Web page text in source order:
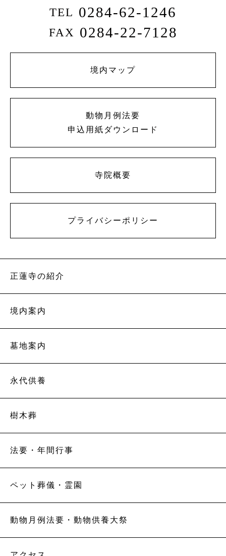
TEL 0284-62-1246
FAX 0284-22-7128
境内マップ
動物月例法要
申込用紙ダウンロード
寺院概要
プライバシーポリシー
正蓮寺の紹介
境内案内
墓地案内
永代供養
樹木葬
法要・年間行事
ペット葬儀・霊園
動物月例法要・動物供養大祭